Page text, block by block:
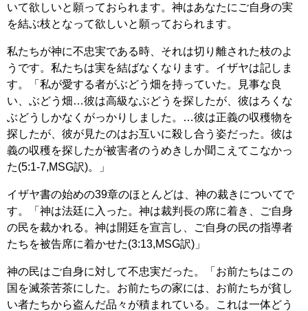
いて欲しいと願っておられます。神はあなたにご自身の実
を結ぶ枝となって欲しいと願っておられます。
私たちが神に不忠実である時、それは切り離された枝のよ
うです。私たちは実を結ばなくなります。イザヤは記しま
す。「私が愛する者がぶどう畑を持っていた。見事な良
い、ぶどう畑…彼は高級なぶどうを探したが、彼はろくな
ぶどうしかなくがっかりしました。…彼は正義の収穫物を
探したが、彼が見たのはお互いに殺し合う姿だった。彼は
義の収穫を探したが被害者のうめきしか聞こえてこなかっ
た(5:1-7,MSG訳)。」
イザヤ書の始めの39章のほとんどは、神の裁きについてで
す。「神は法廷に入った。神は裁判長の席に着き、ご自身
の民を裁かれる。神は開廷を宣言し、ご自身の民の指導者
たちを被告席に着かせた(3:13,MSG訳)」
神の民はご自身に対して不忠実だった。「お前たちはこの
国を滅茶苦茶にした。お前たちの家には、お前たちが貧し
い者たちから盗んだ品々が積まれている。これは一体どう